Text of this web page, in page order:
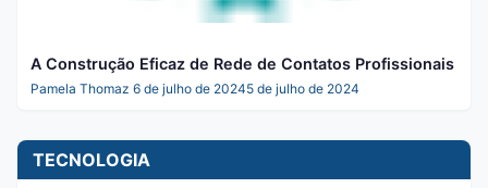
A Construção Eficaz de Rede de Contatos Profissionais
Pamela Thomaz 6 de julho de 20245 de julho de 2024
TECNOLOGIA